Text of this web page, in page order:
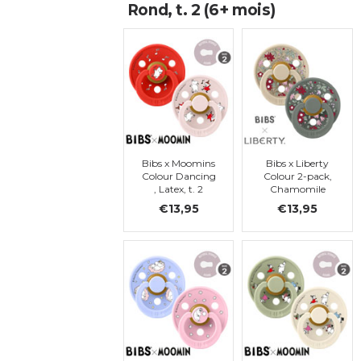
Rond, t. 2 (6+ mois)
Bibs x Moomins
Colour Dancing
, Latex, t. 2
€13,95
Bibs x Liberty
Colour 2-pack,
Chamomile
Mix, ronde, t. 2
€13,95